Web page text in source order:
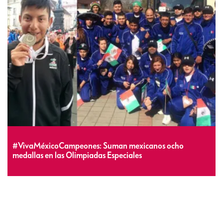
#VivaMéxicoCampeones: Suman mexicanos ocho
medallas en las Olimpiadas Especiales